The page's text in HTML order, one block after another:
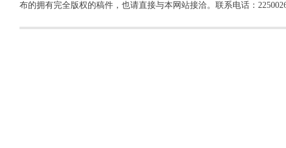
布的拥有完全版权的稿件，也请直接与本网站接洽。联系电话：